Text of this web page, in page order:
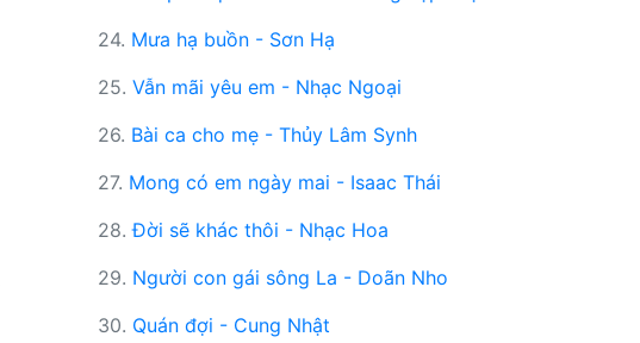
24. Mưa hạ buồn - Sơn Hạ
25. Vẫn mãi yêu em - Nhạc Ngoại
26. Bài ca cho mẹ - Thủy Lâm Synh
27. Mong có em ngày mai - Isaac Thái
28.Đời sẽ khác thôi - Nhạc Hoa
29. Người con gái sông La - Doãn Nho
30. Quán đợi - Cung Nhật